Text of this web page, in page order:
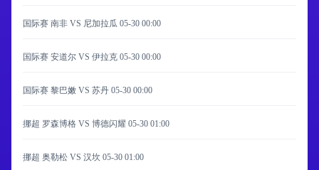
国际赛 南非 VS 尼加拉瓜 05-30 00:00
国际赛 安道尔 VS 伊拉克 05-30 00:00
国际赛 黎巴嫩 VS 苏丹 05-30 00:00
挪超 罗森博格 VS 博德闪耀 05-30 01:00
挪超 奥勒松 VS 汉坎 05-30 01:00